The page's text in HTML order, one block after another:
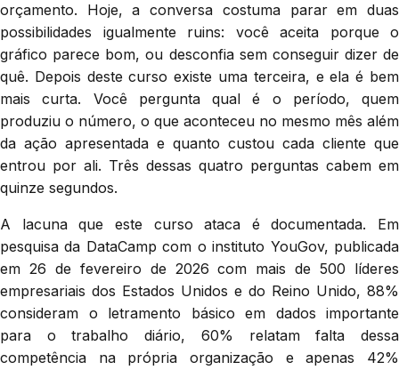
orçamento. Hoje, a conversa costuma parar em duas
possibilidades igualmente ruins: você aceita porque o
gráfico parece bom, ou desconfia sem conseguir dizer de
quê. Depois deste curso existe uma terceira, e ela é bem
mais curta. Você pergunta qual é o período, quem
produziu o número, o que aconteceu no mesmo mês além
da ação apresentada e quanto custou cada cliente que
entrou por ali. Três dessas quatro perguntas cabem em
quinze segundos.
A lacuna que este curso ataca é documentada. Em
pesquisa da DataCamp com o instituto YouGov, publicada
em 26 de fevereiro de 2026 com mais de 500 líderes
empresariais dos Estados Unidos e do Reino Unido, 88%
consideram o letramento básico em dados importante
para o trabalho diário, 60% relatam falta dessa
competência na própria organização e apenas 42%